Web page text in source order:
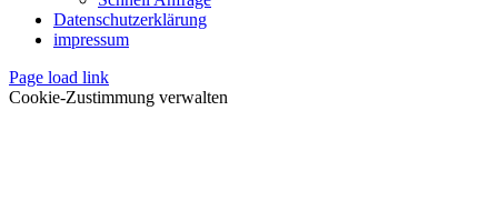
Datenschutzerklärung
impressum
Page load link
Cookie-Zustimmung verwalten